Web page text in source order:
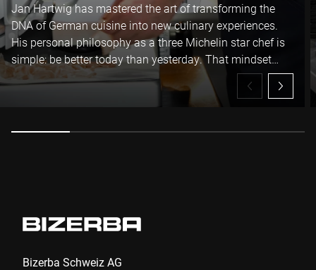
Jan Hartwig has mastered the art of transforming the
DNA of German cuisine into new culinary experiences.
His personal philosophy as a three Michelin star chef is
simple: be better today than yesterday. That mindset
drives him to continuously refine both his cooking and
the tools he relies on. The latest addition to the JAN
kitchen is the Bizerba VSP manual slicer.
Bizerba Schweiz AG